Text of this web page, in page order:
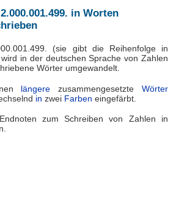
in Worten
(sie gibt die Reihenfolge in
in der deutschen Sprache von Zahlen
Wörter umgewandelt.
längere zusammengesetzte Wörter
in zwei Farben eingefärbt.
zum Schreiben von Zahlen in